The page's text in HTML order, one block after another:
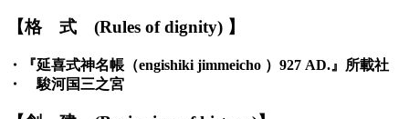
【格 式 (Rules of dignity) 】
・『延喜式神名帳 （engishiki jimmeicho ） 927 AD. 』 所載社
・駿河国三之宮